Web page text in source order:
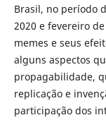
Brasil, no período
2020 e fevereiro
memes e seus
alguns aspectos
propagabilidade,
replicação e
participação dos